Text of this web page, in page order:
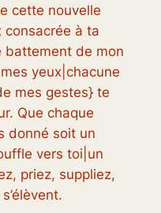
cette nouvelle
consacrée à ta
battement de mon
yeux|chacune
mes gestes} te
Que chaque
donné soit un
vers toi|un
priez, suppliez,